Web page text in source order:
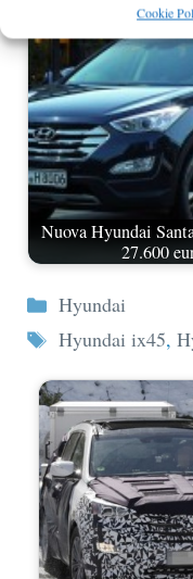
Cookie
Nuova Hyundai
27.600
Categorie
Hyundai
Tag
Hyundai ix45,